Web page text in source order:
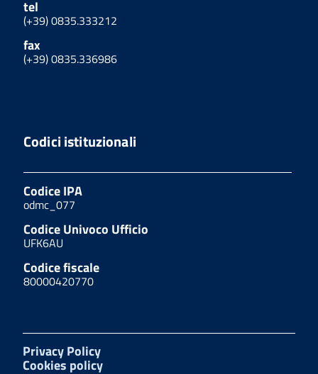
tel
(+39) 0835.333212
fax
(+39) 0835.336986
Codici istituzionali
Codice IPA
odmc_077
Codice Univoco Ufficio
UFK6AU
Codice fiscale
80000420770
Privacy Policy
Cookies policy